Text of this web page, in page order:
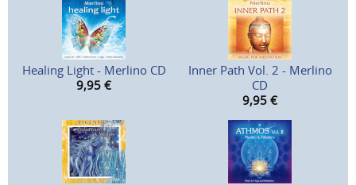
Healing Light - Merlino CD
9,95 €
Inner Path Vol. 2 - Merlino
CD
9,95 €